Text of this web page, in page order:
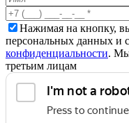
Нажимая на кнопку,
персональных данных и
конфиденциальности.
третьим лицам